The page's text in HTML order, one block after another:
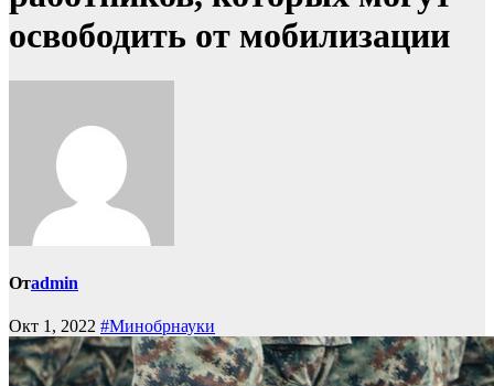
освободить от мобилизации
Отadmin
Окт 1, 2022 #Минобрнауки